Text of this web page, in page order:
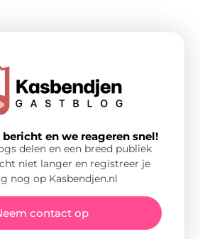
en we reageren snel!
delen en een breed publiek
niet langer en registreer je
nog op Kasbendjen.nl
contact op